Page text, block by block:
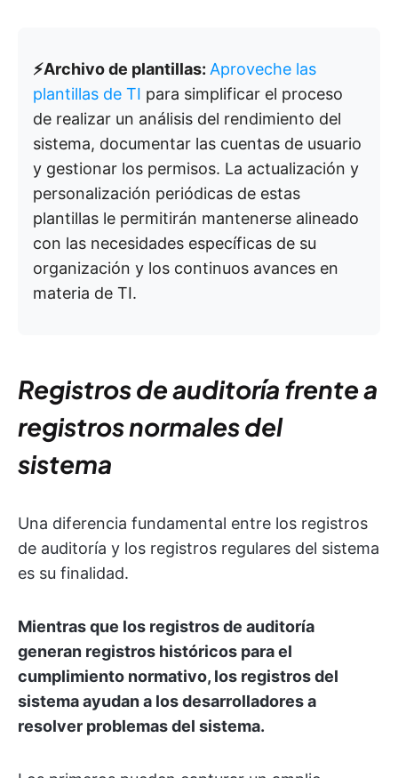
⚡️Archivo de plantillas: Aproveche las
plantillas de TI para simplificar el proceso
de realizar un análisis del rendimiento del
sistema, documentar las cuentas de usuario
y gestionar los permisos. La actualización y
personalización periódicas de estas
plantillas le permitirán mantenerse alineado
con las necesidades específicas de su
organización y los continuos avances en
materia de TI.
Registros de auditoría frente a
registros normales del
sistema
Una diferencia fundamental entre los registros
de auditoría y los registros regulares del sistema
es su finalidad.
Mientras que los registros de auditoría
generan registros históricos para el
cumplimiento normativo, los registros del
sistema ayudan a los desarrolladores a
resolver problemas del sistema.